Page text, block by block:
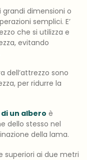
grandi dimensioni o
semplici. E’
che si utilizza e
evitando
dell’attrezzo sono
per ridurre la
un albero è
dello stesso nel
della lama.
superiori ai due metri